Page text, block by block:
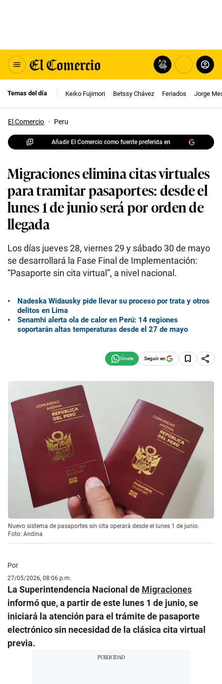
Temas del día Keiko Fujimori Betssy Chávez Feriados Jorge
El Comercio · Peru
Añadir El Comercio como fuente preferida en
Migraciones elimina citas virtuales
para tramitar pasaportes: desde el
lunes 1 de junio será por orden de
llegada
Los días jueves 28, viernes 29 y sábado 30 de mayo
se desarrollará la Fase Final de Implementación:
“Pasaporte sin cita virtual”, a nivel nacional.
Nadeska Widausky pide llevar su proceso por trata y otros
delitos en Lima
Senamhi alerta ola de calor en Perú: 14 regiones
soportarán altas temperaturas desde el 27 de mayo
Seguir en
Nuevo sistema de pasaportes sin cita operará desde el lunes 1 de junio.
Foto: Andina
Por
27/05/2026, 08:06 p.m.
La Superintendencia Nacional de Migraciones
informó que, a partir de este lunes 1 de junio, se
iniciará la atención para el trámite de pasaporte
electrónico sin necesidad de la clásica cita virtual
previa.